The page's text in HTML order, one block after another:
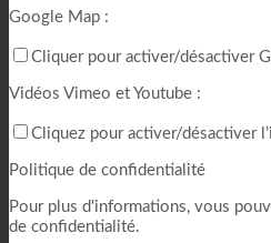
Google Map :
Cliquer pour activer/désactiver
Vidéos Vimeo et Youtube :
Cliquez pour activer/désactiver
Politique de confidentialité
Pour plus d'informations, vous
de confidentialité.